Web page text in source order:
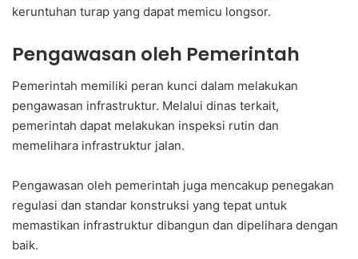
keruntuhan turap yang dapat memicu longsor.
Pengawasan oleh Pemerintah
Pemerintah memiliki peran kunci dalam melakukan
pengawasan infrastruktur. Melalui dinas terkait,
pemerintah dapat melakukan inspeksi rutin dan
memelihara infrastruktur jalan.
Pengawasan oleh pemerintah juga mencakup penegakan
regulasi dan standar konstruksi yang tepat untuk
memastikan infrastruktur dibangun dan dipelihara dengan
baik.